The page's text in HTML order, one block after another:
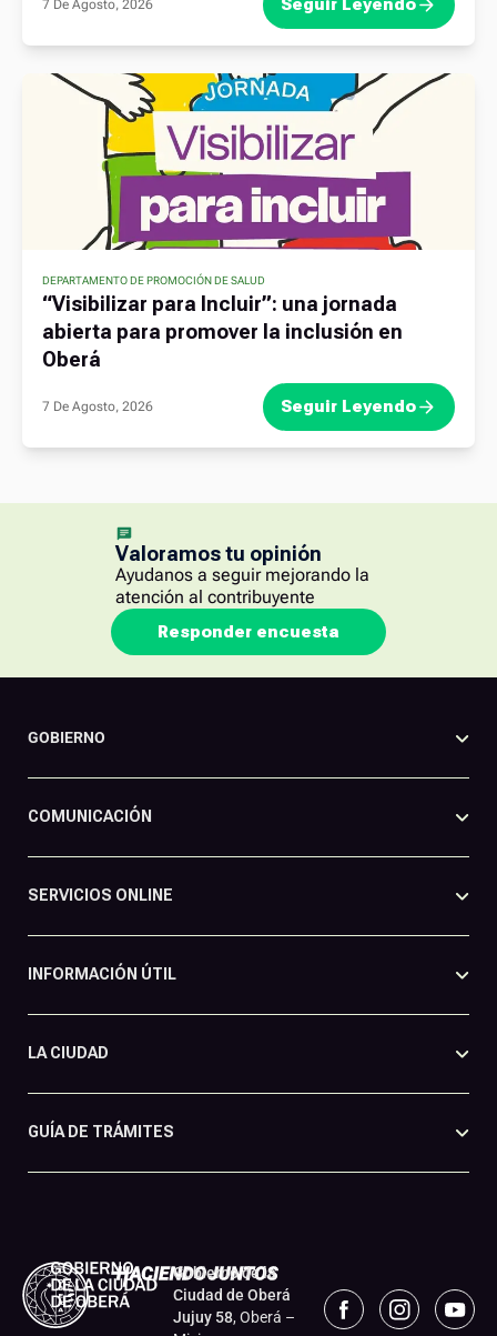
7 De Agosto, 2026 Seguir Leyendo
DEPARTAMENTO DE PROMOCIÓN DE SALUD
“Visibilizar para Incluir”: una jornada
abierta para promover la inclusión en
Oberá
7 De Agosto, 2026 Seguir Leyendo
Valoramos tu opinión
Ayudanos a seguir mejorando la
atención al contribuyente
Responder encuesta
GOBIERNO
COMUNICACIÓN
SERVICIOS ONLINE
INFORMACIÓN ÚTIL
LA CIUDAD
GUÍA DE TRÁMITES
Gobierno de la
Ciudad de Oberá
Jujuy 58, Oberá –